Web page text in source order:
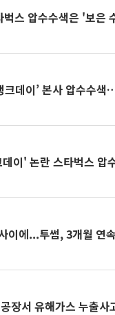
벅스 압수수색은 '보
크데이’ 본사 압수수
이' 논란 스타벅스 압
이에...투썸, 3개월 연
장서 유해가스 누출사